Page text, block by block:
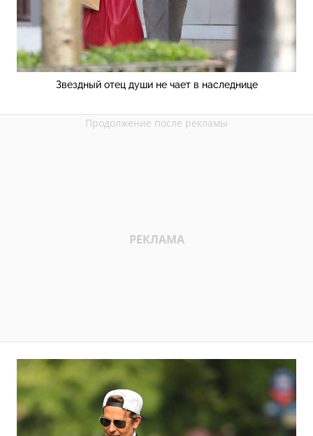
Звездный отец души не чает в наследнице